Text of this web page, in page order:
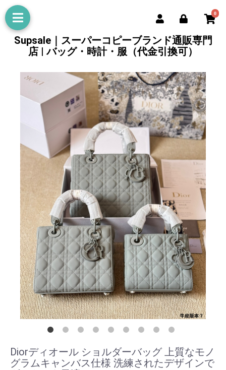
0
Supsale｜スーパーコピーブランド通販専門
店 | バッグ・時計・服（代金引換可）
Diorディオール ショルダーバッグ 上質なモノ
グラムキャンバス仕様 洗練されたデザインで